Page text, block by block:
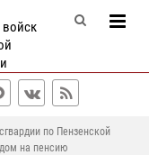
по Пензенской
на пенсию